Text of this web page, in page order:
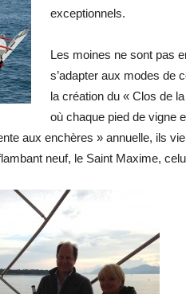
exceptionnels.
Les moines ne sont pas
s’adapter aux modes de
la création du « Clos de
où chaque pied de vigne
aux enchères » annuelle, ils
neuf, le Saint Maxime,